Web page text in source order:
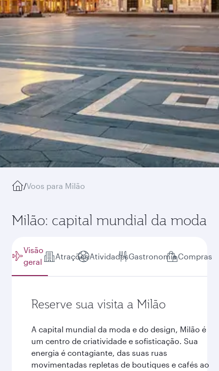
/Voos para Milão
Milão: capital mundial da moda
Visão
geral
AtraçõesAtividadesGastronomiaCompras
Reserve sua visita a Milão
A capital mundial da moda e do design, Milão é
um centro de criatividade e sofisticação. Sua
energia é contagiante, das suas ruas
movimentadas repletas de boutiques e cafés ao